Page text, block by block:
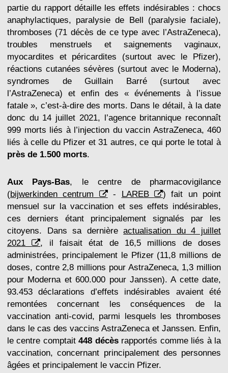
partie du rapport détaille les effets indésirables : chocs
anaphylactiques, paralysie de Bell (paralysie faciale),
thromboses (71 décès de ce type avec l’AstraZeneca),
troubles menstruels et saignements vaginaux,
myocardites et péricardites (surtout avec le Pfizer),
réactions cutanées sévères (surtout avec le Moderna),
syndromes de Guillain Barré (surtout avec
l’AstraZeneca) et enfin des « événements à l’issue
fatale », c’est-à-dire des morts. Dans le détail, à la date
donc du 14 juillet 2021, l’agence britannique reconnaît
999 morts liés à l’injection du vaccin AstraZeneca, 460
liés à celle du Pfizer et 31 autres, ce qui porte le total à
près de 1.500 morts
Aux Pays-Bas , le centre de pharmacovigilance
(bijwerkinden centrum - LAREB
) fait un point
mensuel sur la vaccination et ses effets indésirables,
ces derniers étant principalement signalés par les
citoyens. Dans sa dernièreactualisation du 4 juillet
2021
, il faisait état de 16,5 millions de doses
administrées, principalement le Pfizer (11,8 millions de
doses, contre 2,8 millions pour AstraZeneca, 1,3 million
pour Moderna et 600.000 pour Janssen). A cette date,
93.453 déclarations d’effets indésirables avaient été
remontées concernant les conséquences de la
vaccination anti-covid, parmi lesquels les thromboses
dans le cas des vaccins AstraZeneca et Janssen. Enfin,
le centre comptait448 décèsrapportés comme liés à la
vaccination, concernant principalement des personnes
âgées et principalement le vaccin Pfizer.